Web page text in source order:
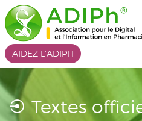
AIDEZ L'ADIPH
Textes